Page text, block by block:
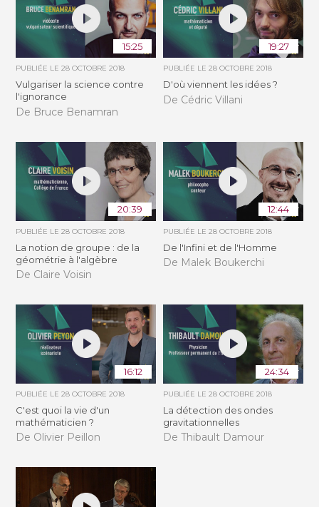
15:25
PUBLIÉE LE28 OCTOBRE 2018
Vulgariser la science contre
l'ignorance
De Bruce Benamran
19:27
PUBLIÉE LE 28 OCTOBRE 2018
D'où viennent les idées ?
De Cédric Villani
20:39
PUBLIÉE LE28 OCTOBRE 2018
La notion de groupe : de la
géométrie à l'algèbre
De Claire Voisin
12:44
PUBLIÉE LE 28 OCTOBRE 2018
De l'Infini et de l'Homme
De Malek Boukerchi
16:12
PUBLIÉE LE28 OCTOBRE 2018
C'est quoi la vie d'un
mathématicien ?
De Olivier Peillon
24:34
PUBLIÉE LE 28 OCTOBRE 2018
La détection des ondes
gravitationnelles
De Thibault Damour